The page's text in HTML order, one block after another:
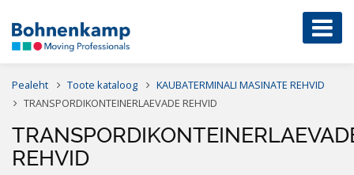
Pealeht Toote kataloog
KAUBATERMINALI MASINATE REHVID
TRANSPORDIKONTEINERLAEVADE REHVID
REHVID